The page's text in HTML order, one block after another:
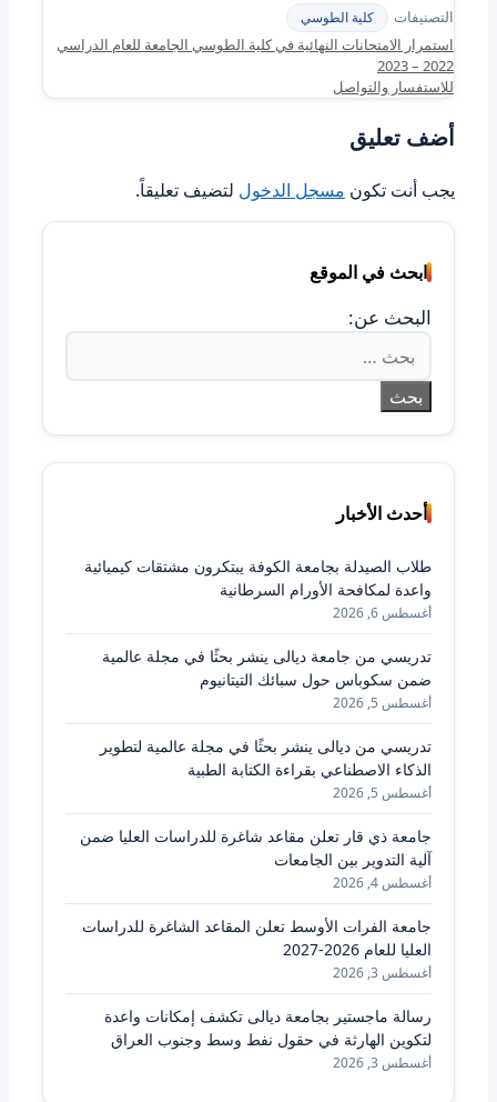
التصنيفات كلية الطوسي
استمرار الامتحانات النهائية في كلية الطوسي الجامعة للعام الدراسي
2022 – 2023
للاستفسار والتواصل
أضف تعليق
يجب أنت تكون مسجل الدخول لتضيف تعليقاً.
ابحث في الموقع
البحث عن:
أحدث الأخبار
طلاب الصيدلة بجامعة الكوفة يبتكرون مشتقات كيميائية
واعدة لمكافحة الأورام السرطانية
أغسطس 6, 2026
تدريسي من جامعة ديالى ينشر بحثًا في مجلة عالمية
ضمن سكوباس حول سبائك التيتانيوم
أغسطس 5, 2026
تدريسي من ديالى ينشر بحثًا في مجلة عالمية لتطوير
الذكاء الاصطناعي بقراءة الكتابة الطبية
أغسطس 5, 2026
جامعة ذي قار تعلن مقاعد شاغرة للدراسات العليا ضمن
آلية التدوير بين الجامعات
أغسطس 4, 2026
جامعة الفرات الأوسط تعلن المقاعد الشاغرة للدراسات
العليا للعام 2026-2027
أغسطس 3, 2026
رسالة ماجستير بجامعة ديالى تكشف إمكانات واعدة
لتكوين الهارثة في حقول نفط وسط وجنوب العراق
أغسطس 3, 2026